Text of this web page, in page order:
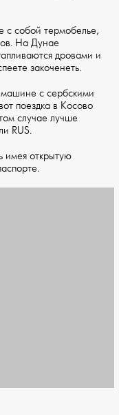
с собой термобелье,
На Дунае
дровами и
закоченеть.
с сербскими
поездка в Косово
случае лучше
RUS.
имея открытую